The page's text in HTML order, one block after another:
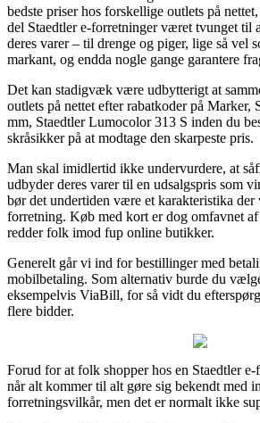
bedste priser hos forskellige outlets på
del Staedtler e-forretninger været tvunget til
deres varer – til drenge og piger, lige så vel
markant, og endda nogle gange garantere
Det kan stadigvæk være udbytterigt at
outlets på nettet efter rabatkoder på Marker,
mm, Staedtler Lumocolor 313 S inden du
skråsikker på at modtage den skarpeste pris.
Man skal imidlertid ikke undervurdere, at
udbyder deres varer til en udsalgspris som
bør det undertiden være et karakteristika der
forretning. Køb med kort er dog omfavnet
redder folk imod fup online butikker.
Generelt går vi ind for bestillinger med
mobilbetaling. Som alternativ burde du
eksempelvis ViaBill, for så vidt du
flere bidder.
Forud for at folk shopper hos en Staedtler
når alt kommer til alt gøre sig bekendt med
forretningsvilkår, men det er normalt ikke